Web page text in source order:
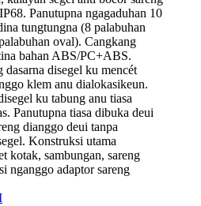
Panutupna ngagaduhan 10
tungtungna (8 palabuhan
oval). Cangkang
bahan ABS/PC+ABS.
dasarna disegel ku mencét
klem anu dialokasikeun.
ku tabung anu tiasa
Panutupna tiasa dibuka deui
dianggo deui tanpa
Konstruksi utama
kotak, sambungan, sareng
nganggo adaptor sareng